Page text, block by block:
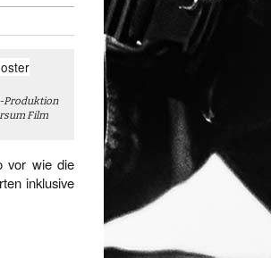
Produktion
Film
vor wie die
inklusive